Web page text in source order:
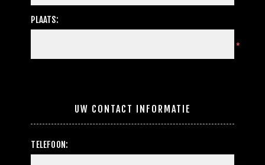
PLAATS:
*
UW CONTACT INFORMATIE
TELEFOON: